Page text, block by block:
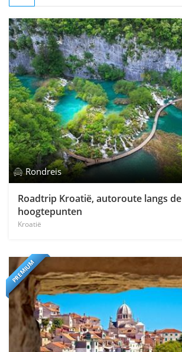
Rondreis
Roadtrip Kroatië, autoroute langs de
hoogtepunten
Kroatië
PREMIUM